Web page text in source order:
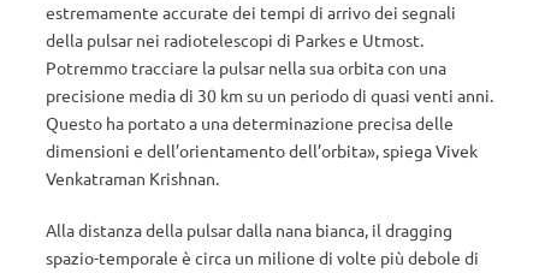
estremamente accurate dei tempi di arrivo dei segnali
della pulsar nei radiotelescopi di Parkes e Utmost.
Potremmo tracciare la pulsar nella sua orbita con una
precisione media di 30 km su un periodo di quasi venti anni.
Questo ha portato a una determinazione precisa delle
dimensioni e dell’orientamento dell’orbita», spiega Vivek
Venkatraman Krishnan.
Alla distanza della pulsar dalla nana bianca, il dragging
spazio-temporale è circa un milione di volte più debole di